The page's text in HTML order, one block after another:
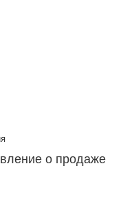
о продаже